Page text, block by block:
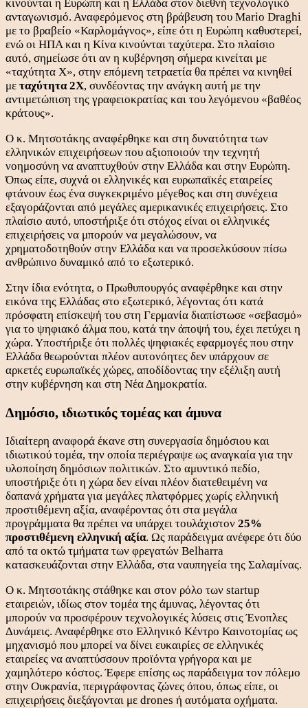
κινούνται η Ευρώπη και η Ελλάδα στον διεθνή τεχνολογικό
ανταγωνισμό. Αναφερόμενος στη βράβευση του Mario Draghi
με το βραβείο «Καρλομάγνος», είπε ότι η Ευρώπη καθυστερεί,
ενώ οι ΗΠΑ και η Κίνα κινούνται ταχύτερα. Στο πλαίσιο
αυτό, σημείωσε ότι αν η κυβέρνηση σήμερα κινείται με
«ταχύτητα Χ», στην επόμενη τετραετία θα πρέπει να κινηθεί
με ταχύτητα 2Χ, συνδέοντας την ανάγκη αυτή με την
αντιμετώπιση της γραφειοκρατίας και του λεγόμενου «βαθέος
κράτους».
Ο κ. Μητσοτάκης αναφέρθηκε και στη δυνατότητα των
ελληνικών επιχειρήσεων που αξιοποιούν την τεχνητή
νοημοσύνη να αναπτυχθούν στην Ελλάδα και στην Ευρώπη.
Όπως είπε, συχνά οι ελληνικές και ευρωπαϊκές εταιρείες
φτάνουν έως ένα συγκεκριμένο μέγεθος και στη συνέχεια
εξαγοράζονται από μεγάλες αμερικανικές επιχειρήσεις. Στο
πλαίσιο αυτό, υποστήριξε ότι στόχος είναι οι ελληνικές
επιχειρήσεις να μπορούν να μεγαλώσουν, να
χρηματοδοτηθούν στην Ελλάδα και να προσελκύσουν πίσω
ανθρώπινο δυναμικό από το εξωτερικό.
Στην ίδια ενότητα, ο Πρωθυπουργός αναφέρθηκε και στην
εικόνα της Ελλάδας στο εξωτερικό, λέγοντας ότι κατά
πρόσφατη επίσκεψή του στη Γερμανία διαπίστωσε «σεβασμό»
για το ψηφιακό άλμα που, κατά την άποψή του, έχει πετύχει η
χώρα. Υποστήριξε ότι πολλές ψηφιακές εφαρμογές που στην
Ελλάδα θεωρούνται πλέον αυτονόητες δεν υπάρχουν σε
αρκετές ευρωπαϊκές χώρες, αποδίδοντας την εξέλιξη αυτή
στην κυβέρνηση και στη Νέα Δημοκρατία.
Δημόσιο, ιδιωτικός τομέας και άμυνα
Ιδιαίτερη αναφορά έκανε στη συνεργασία δημόσιου και
ιδιωτικού τομέα, την οποία περιέγραψε ως αναγκαία για την
υλοποίηση δημόσιων πολιτικών. Στο αμυντικό πεδίο,
υποστήριξε ότι η χώρα δεν είναι πλέον διατεθειμένη να
δαπανά χρήματα για μεγάλες πλατφόρμες χωρίς ελληνική
προστιθέμενη αξία, αναφέροντας ότι στα μεγάλα
προγράμματα θα πρέπει να υπάρχει τουλάχιστον 25%
προστιθέμενη ελληνική αξία. Ως παράδειγμα ανέφερε ότι δύο
από τα οκτώ τμήματα των φρεγατών Belharra
κατασκευάζονται στην Ελλάδα, στα ναυπηγεία της Σαλαμίνας.
Ο κ. Μητσοτάκης στάθηκε και στον ρόλο των startup
εταιρειών, ιδίως στον τομέα της άμυνας, λέγοντας ότι
μπορούν να προσφέρουν τεχνολογικές λύσεις στις Ένοπλες
Δυνάμεις. Αναφέρθηκε στο Ελληνικό Κέντρο Καινοτομίας ως
μηχανισμό που μπορεί να δίνει ευκαιρίες σε ελληνικές
εταιρείες να αναπτύσσουν προϊόντα γρήγορα και με
χαμηλότερο κόστος. Έφερε επίσης ως παράδειγμα τον πόλεμο
στην Ουκρανία, περιγράφοντας ζώνες όπου, όπως είπε, οι
επιχειρήσεις διεξάγονται με drones ή αυτόματα οχήματα.